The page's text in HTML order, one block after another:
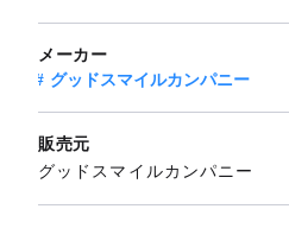
メーカー
グッドスマイルカンパニー
販売元
グッドスマイルカンパニー